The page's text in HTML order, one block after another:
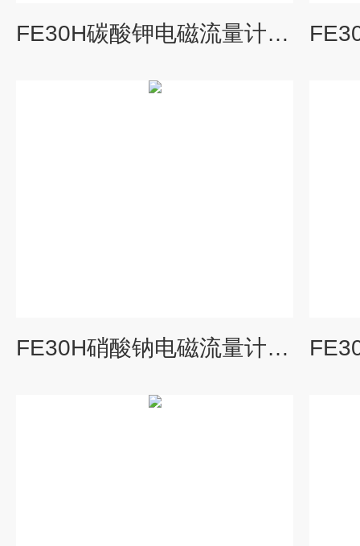
FE30H碳酸钾电磁流量计供应直销_德国科威勒
FE30H硝酸钠电磁流量计报价厂商_德国科威勒